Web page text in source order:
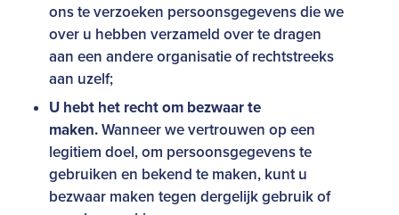
ons te verzoeken persoonsgegevens die we
over u hebben verzameld over te dragen
aan een andere organisatie of rechtstreeks
aan uzelf;
U hebt het recht om bezwaar te
maken.Wanneer we vertrouwen op een
legitiem doel, om persoonsgegevens te
gebruiken en bekend te maken, kunt u
bezwaar maken tegen dergelijk gebruik of